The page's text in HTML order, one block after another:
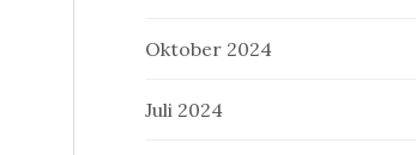
Oktober 2024
Juli 2024